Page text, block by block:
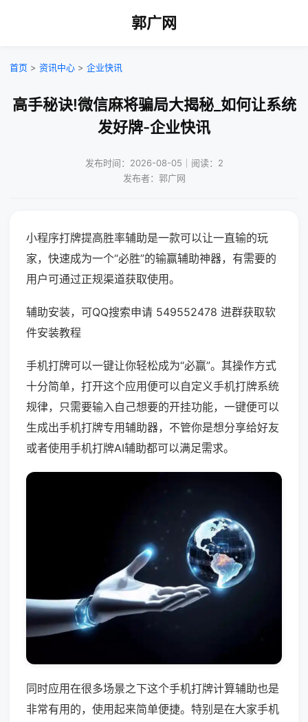
郭广网
首页 > 资讯中心 > 企业快讯
高手秘诀!微信麻将骗局大揭秘_如何让系统
发好牌-企业快讯
发布时间：2026-08-05｜阅读：2
发布者：郭广网
小程序打牌提高胜率辅助是一款可以让一直输的玩
家，快速成为一个“必胜”的输赢辅助神器，有需要的
用户可通过正规渠道获取使用。
辅助安装，可QQ搜索申请 549552478 进群获取软
件安装教程
手机打牌可以一键让你轻松成为“必赢”。其操作方式
十分简单，打开这个应用便可以自定义手机打牌系统
规律，只需要输入自己想要的开挂功能，一键便可以
生成出手机打牌专用辅助器，不管你是想分享给好友
或者使用手机打牌AI辅助都可以满足需求。
同时应用在很多场景之下这个手机打牌计算辅助也是
非常有用的，使用起来简单便捷。特别是在大家手机